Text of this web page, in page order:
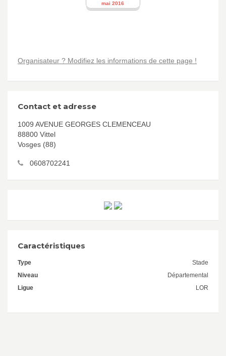
mai 2016
Organisateur ? Modifiez les informations de cette page !
Contact et adresse
1009 AVENUE GEORGES CLEMENCEAU
88800 Vittel
Vosges (88)
0608702241
Caractéristiques
Type
Stade
Niveau
Départemental
Ligue
LOR